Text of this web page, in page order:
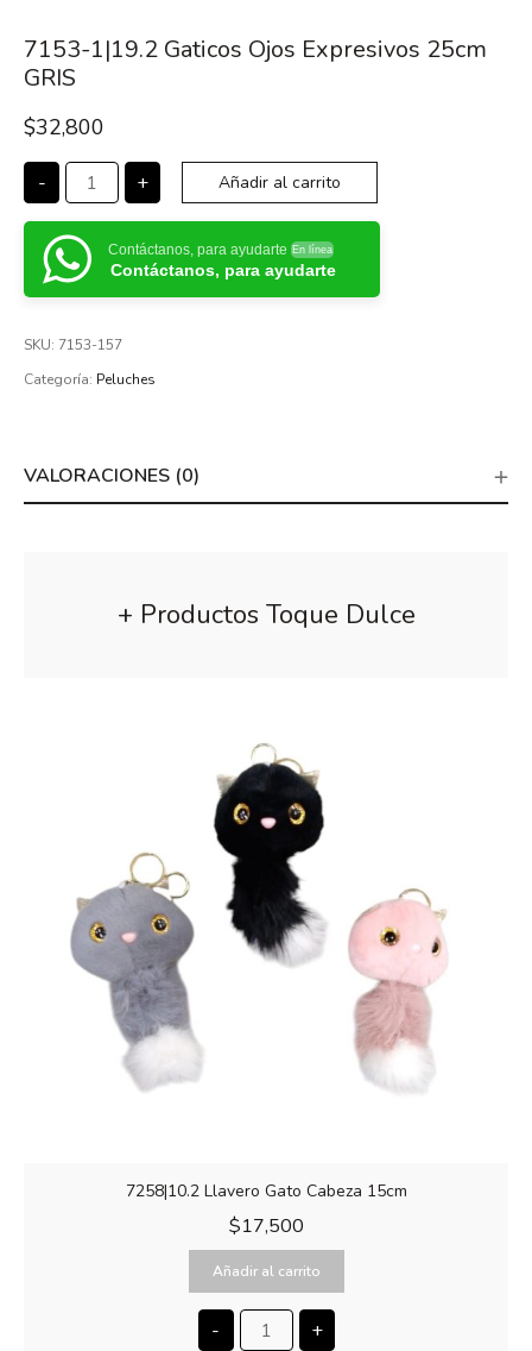
7153-1|19.2 Gaticos Ojos Expresivos 25cm
GRIS
$32,800
- + Añadir al carrito
Contáctanos, para ayudarte En línea
Contáctanos, para ayudarte
SKU: 7153-157
Categoría: Peluches
VALORACIONES (0)
+ Productos Toque Dulce
7258|10.2 Llavero Gato Cabeza 15cm
$17,500
Añadir al carrito
- +